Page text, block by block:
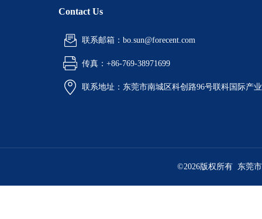
Contact Us
联系邮箱：bo.sun@forecent.com
传真：+86-769-38971699
联系地址：东莞市南城区科创路96号联科国际产
©2026版权所有 东莞